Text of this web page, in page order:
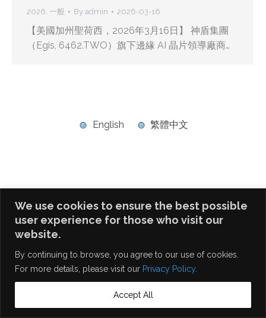
We use cookies to ensure the best possible
user experience for those who visit our
website.
By continuing to browse, you agree to our use of cookies.
For more details, please visit our Privacy Policy.
Accept All
2026, 一般 By admin 2026-03-16
【美國加州聖荷西，2026年3月16日】 神盾集團
（Egis, 6462.TWO）旗下邊緣 AI 晶片領導廠商…
English 繁體中文